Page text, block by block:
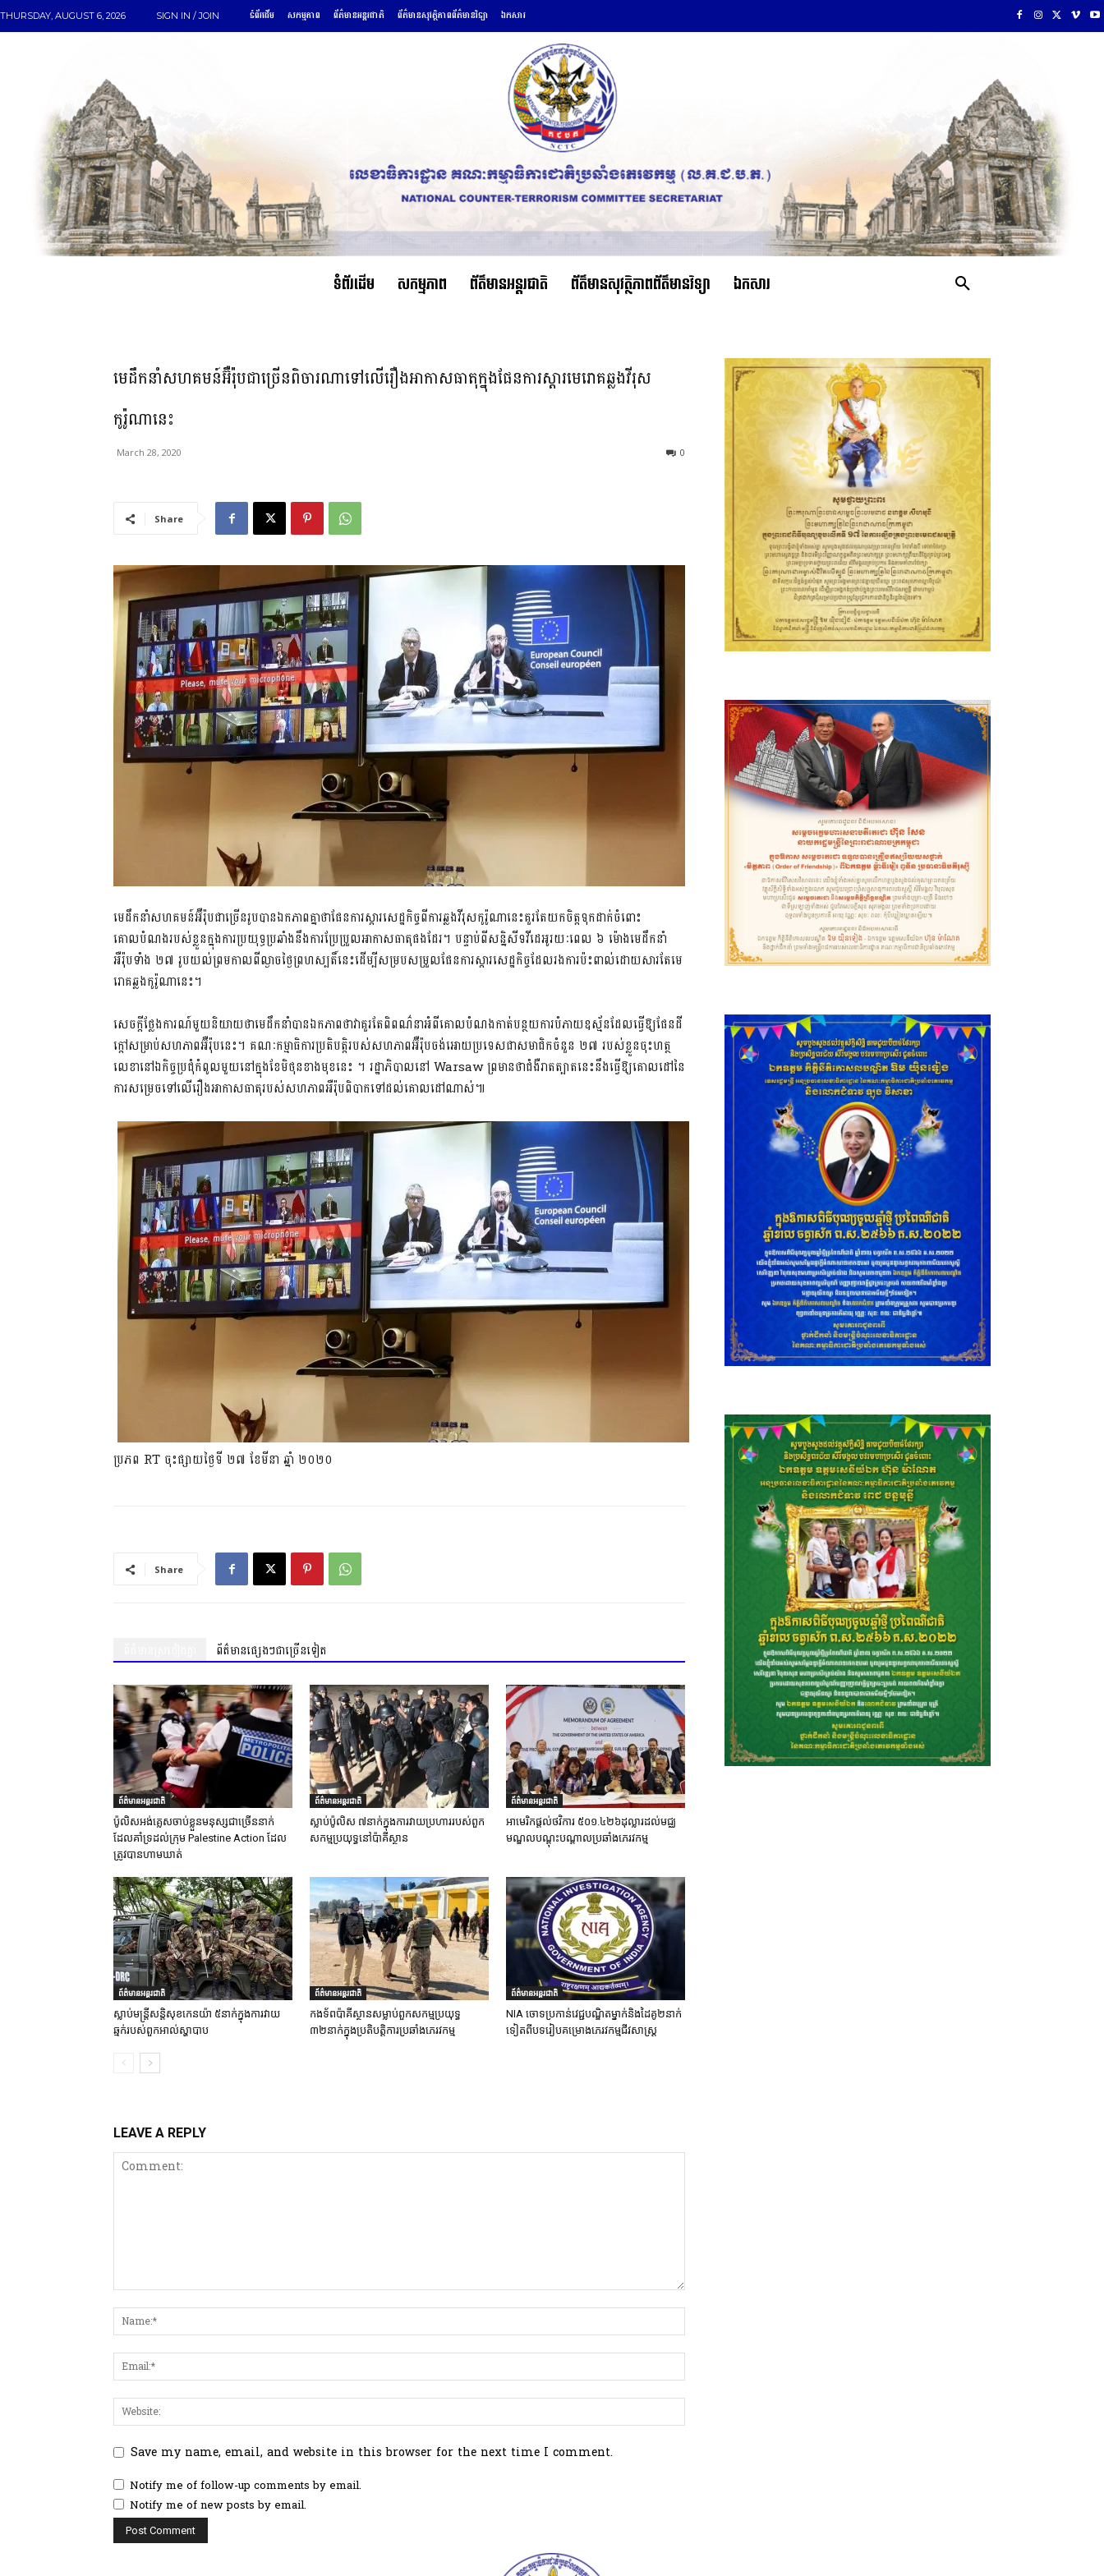
THURSDAY, AUGUST 6, 2026 SIGN IN / JOIN ទំព័រដើម សកម្មភាព ព័ត៌មានអន្តរជាតិ ព័ត៌មានសុវត្ថិភាពព័ត៌មានវិទ្យា ឯកសារ
ទំព័រដើម សកម្មភាព ព័ត៌មានអន្តរជាតិ ព័ត៌មានសុវត្ថិភាពព័ត៌មានវិទ្យា ឯកសារ
មេដឹកនាំសហគមន៍អ៊ឺរ៉ុបជាច្រើនពិចារណាទៅលើរឿងអាកាសធាតុក្នុងផែនការស្តារមេរោគឆ្លងវីរុស
កូរ៉ូណានេះ
March 28, 2020 0
Share
មេដឹកនាំសហគមន៍អ៊ឺរ៉ុបជាច្រើនរូបបានឯកភាពគ្នាថាផែនការស្តារសេដ្ឋកិច្ចពីការឆ្លងវីរុសកូរ៉ូណានេះគួរតែយកចិត្តទុកដាក់ចំពោះ
គោលបំណងរបស់ខ្លួនក្នុងការប្រយុទ្ធប្រឆាំងនឹងការប្រែប្រួលអាកាសធាតុផងដែរ។ បន្ទាប់ពីសន្និសីទវីដេអូរយៈពេល ៦ ម៉ោងមេដឹកនាំ
អឺរ៉ុបទាំង ២៧ រូបយល់ព្រមកាលពីល្ងាចថ្ងៃព្រហស្បតិ៍នេះដើម្បីសម្របសម្រួលផែនការស្តារសេដ្ឋកិច្ចដែលរងការប៉ះពាល់ដោយសារតែមេ
រោគឆ្លងកូរ៉ូណានេះ។
សេចក្តីថ្លែងការណ៍មួយនិយាយថាមេដឹកនាំបានឯកភាពថាវាគួរតែពិពណ៌នាអំពីគោលបំណងកាត់បន្ថយការបំភាយឧស្ម័នដែលធ្វើឱ្យផែនដី
ក្តៅសម្រាប់សហភាពអ៊ឺរ៉ុបនេះ។ គណៈកម្មាធិការប្រតិបត្តិរបស់សហភាពអ៊ឺរ៉ុបចង់អោយប្រទេសជាសមាជិកចំនួន ២៧ របស់ខ្លួនចុះហត្ថ
លេខានៅឯកិច្ចប្រជុំកំពូលមួយនៅក្នុងខែមិថុនខាងមុខនេះ ។ រដ្ឋាភិបាលនៅ Warsaw ព្រមានថាជំងឺរាតត្បាតនេះនឹងធ្វើឱ្យគោលដៅនៃ
ការសម្រេចទៅលើរឿងអាកាសធាតុរបស់សហភាពអឺរ៉ុបពិបាកទៅដល់គោលដៅណាស់៕
ប្រភព RT ចុះផ្សាយថ្ងៃទី ២៧ ខែមីនា ​ឆ្នាំ ២០២០
Share
ព័ត៌មានផ្សេងៗជាច្រើនទៀត
ព័ត៌មានអន្តរជាតិ
ប៉ូលិសអង់គ្លេសចាប់ខ្លួនមនុស្សជាច្រើននាក់
ដែលគាំទ្រដល់ក្រុម Palestine Action ដែល
ត្រូវបានហាមឃាត់
ព័ត៌មានអន្តរជាតិ
ស្លាប់ប៉ូលិស ៧នាក់ក្នុងការវាយប្រហាររបស់ពួក
សកម្មប្រយុទ្ធនៅប៉ាគីស្ថាន
ព័ត៌មានអន្តរជាតិ
អាមេរិកផ្តល់ថវិការ ៥០១.៤២៦ដុល្លារដល់មជ្ឈ
មណ្ឌលបណ្តុះបណ្តាលប្រឆាំងភេរវកម្ម
ព័ត៌មានអន្តរជាតិ
ស្លាប់មន្ត្រីសន្តិសុខកេនយ៉ា ៥នាក់ក្នុងការវាយ
ឆ្មក់របស់ពួកអាល់ស្ហាបាប
ព័ត៌មានអន្តរជាតិ
កងទ័ពប៉ាគីស្ថានសម្លាប់ពួកសកម្មប្រយុទ្ធ
៣២នាក់ក្នុងប្រតិបត្តិការប្រឆាំងភេរវកម្ម
ព័ត៌មានអន្តរជាតិ
NIA ចោទប្រកាន់វេជ្ជបណ្ឌិតម្នាក់និងដៃគូ២នាក់
ទៀតពីបទរៀបគម្រោងភេរវកម្មជីវសាស្ត្រ
LEAVE A REPLY
Save my name, email, and website in this browser for the next time I comment.
Notify me of follow-up comments by email.
Notify me of new posts by email.